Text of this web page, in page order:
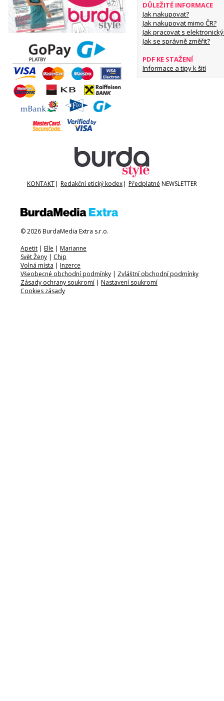
DŮLEŽITÉ INFORMACE
Jak nakupovat?
Jak nakupovat mimo ČR?
Jak pracovat s
Jak se správně změřit?
PDF KE STAŽENÍ
Informace a tipy k šití
KONTAKT| Redakční etický kodex| Předplatné NEWSLETTER
© 2026 BurdaMedia Extra s.r.o.
Apetit | Elle | Marianne
Svět Ženy | Chip
Volná místa | Inzerce
Všeobecné obchodní podmínky | Zvláštní obchodní podmínky
Zásady ochrany soukromí | Nastavení soukromí
Cookies zásady